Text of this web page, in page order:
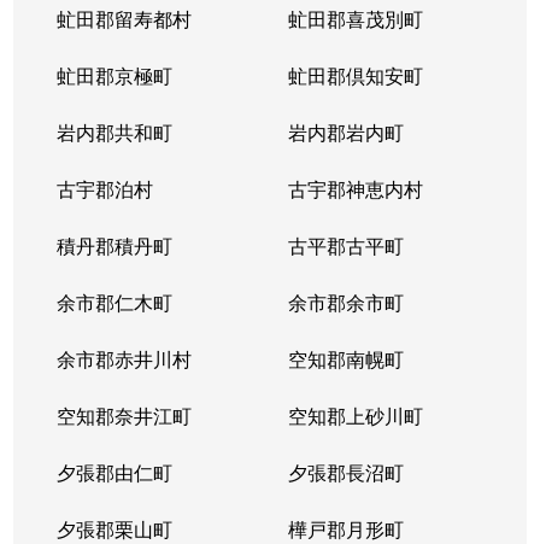
虻田郡留寿都村 虻田郡喜茂別町
虻田郡京極町 虻田郡倶知安町
岩内郡共和町 岩内郡岩内町
古宇郡泊村 古宇郡神恵内村
積丹郡積丹町 古平郡古平町
余市郡仁木町 余市郡余市町
余市郡赤井川村 空知郡南幌町
空知郡奈井江町 空知郡上砂川町
夕張郡由仁町 夕張郡長沼町
夕張郡栗山町 樺戸郡月形町